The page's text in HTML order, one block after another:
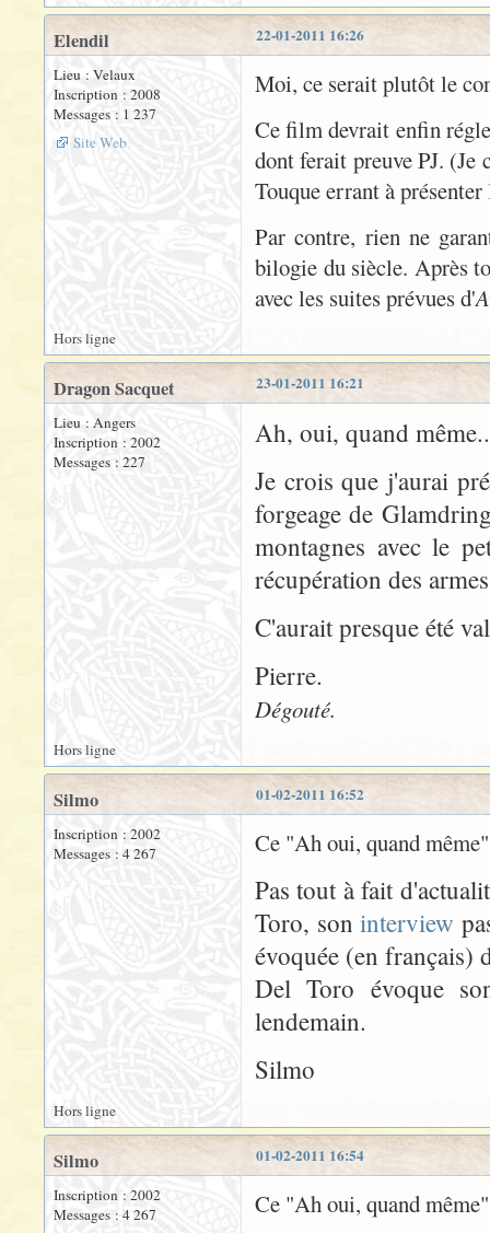
22-01-2011 16:26
Elendil
Lieu : Velaux
Inscription : 2008
Messages : 1 237
Site Web
Moi, ce serait plutôt le
Ce film devrait enfin
dont ferait preuve PJ. (Je
Touque errant à
Par contre, rien ne
bilogie du siècle. Après
avec les suites prévues d'
Hors ligne
23-01-2011 16:21
Dragon Sacquet
Lieu : Angers
Inscription : 2002
Messages : 227
Ah, oui, quand
Je crois que j'aurai
forgeage de
montagnes avec le
récupération des
C'aurait presque été
Pierre.
Dégouté.
Hors ligne
01-02-2011 16:52
Silmo
Inscription : 2002
Messages : 4 267
Ce "Ah oui, quand
Pas tout à fait
Toro, soninterview
évoquée (en français)
Del Toro évoque
lendemain.
Silmo
Hors ligne
01-02-2011 16:54
Silmo
Inscription : 2002
Messages : 4 267
Ce "Ah oui, quand